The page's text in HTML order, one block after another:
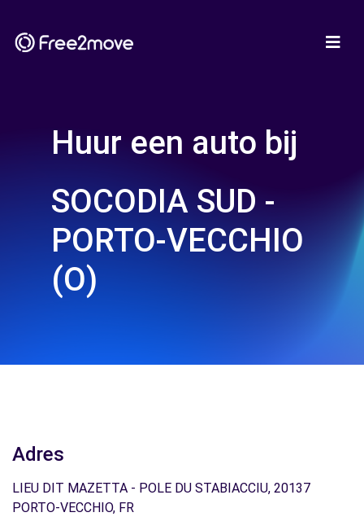
Huur een auto bij
SOCODIA SUD -
PORTO-VECCHIO
(O)
Adres
LIEU DIT MAZETTA - POLE DU STABIACCIU, 20137
PORTO-VECCHIO, FR